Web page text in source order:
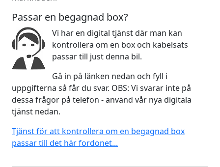
Passar en begagnad box?
Vi har en digital tjänst där man kan
kontrollera om en box och kabelsats
passar till just denna bil.
Gå in på länken nedan och fyll i
uppgifterna så får du svar. OBS: Vi svarar inte på
dessa frågor på telefon - använd vår nya digitala
tjänst nedan.
Tjänst för att kontrollera om en begagnad box
passar till det här fordonet...